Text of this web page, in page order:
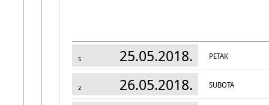
5 25.05.2018. PETAK
2 26.05.2018. SUBOTA